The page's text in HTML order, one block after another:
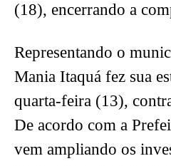
(18), encerrando a
Representando o
Mania Itaquá fez sua
quarta-feira (13),
De acordo com a
vem ampliando os